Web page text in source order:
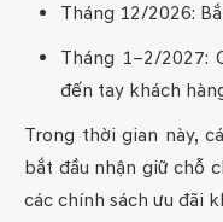
Tháng 12/2026:
Tháng 1–2/2027:
đến tay khách
Trong thời gian này,
bắt đầu nhận giữ chỗ
các chính sách ưu đãi